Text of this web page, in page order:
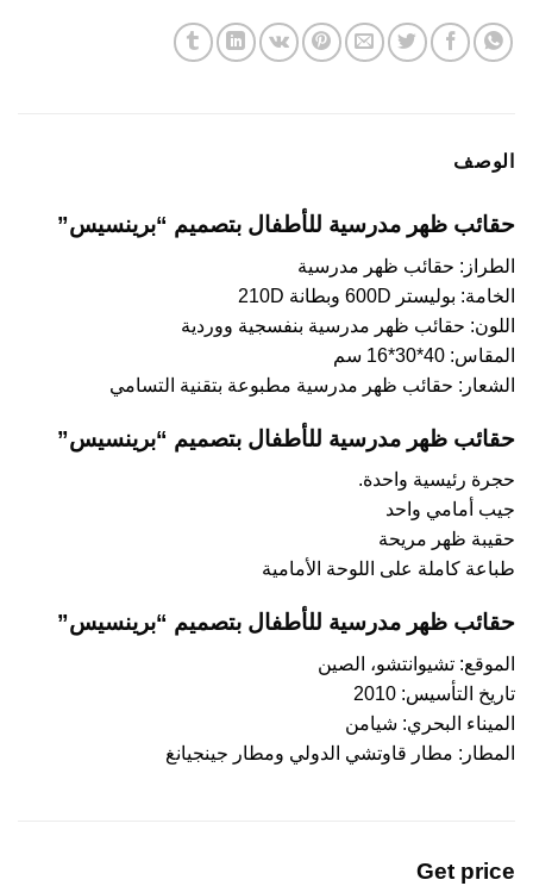
الوصف
حقائب ظهر مدرسية للأطفال بتصميم “برينسيس”
الطراز: حقائب ظهر مدرسية
الخامة: بوليستر 600D وبطانة 210D
اللون: حقائب ظهر مدرسية بنفسجية ووردية
المقاس: 40*30*16 سم
الشعار: حقائب ظهر مدرسية مطبوعة بتقنية التسامي
حقائب ظهر مدرسية للأطفال بتصميم “برينسيس”
حجرة رئيسية واحدة.
جيب أمامي واحد
حقيبة ظهر مريحة
طباعة كاملة على اللوحة الأمامية
حقائب ظهر مدرسية للأطفال بتصميم “برينسيس”
الموقع: تشيوانتشو، الصين
تاريخ التأسيس: 2010
الميناء البحري: شيامن
المطار: مطار قاوتشي الدولي ومطار جينجيانغ
Get price